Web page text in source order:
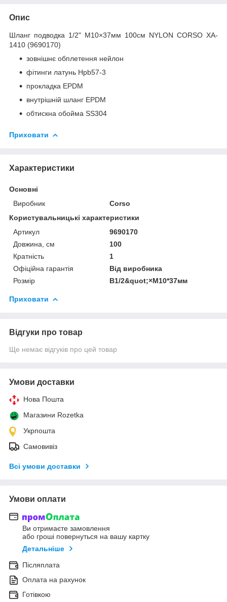
Опис
Шланг подводка 1/2" М10×37мм 100см NYLON CORSO XA-
1410 (9690170)
зовнішнє обплетення нейлон
фітинги латунь Hpb57-3
прокладка EPDM
внутрішній шланг EPDM
обтискна обойма SS304
Приховати
Характеристики
Основні
Виробник
Corso
Користувальницькі характеристики
Артикул
9690170
Довжина, см
100
Кратність
1
Офіційна гарантія
Від виробника
Розмір
B1/2&quot;×М10*37мм
Приховати
Відгуки про товар
Ще немає відгуків про цей товар
Умови доставки
Нова Пошта
Магазини Rozetka
Укрпошта
Самовивіз
Всі умови доставки
Умови оплати
Ви отримаєте замовлення
або гроші повернуться на вашу картку
Детальніше
Післяплата
Оплата на рахунок
Готівкою